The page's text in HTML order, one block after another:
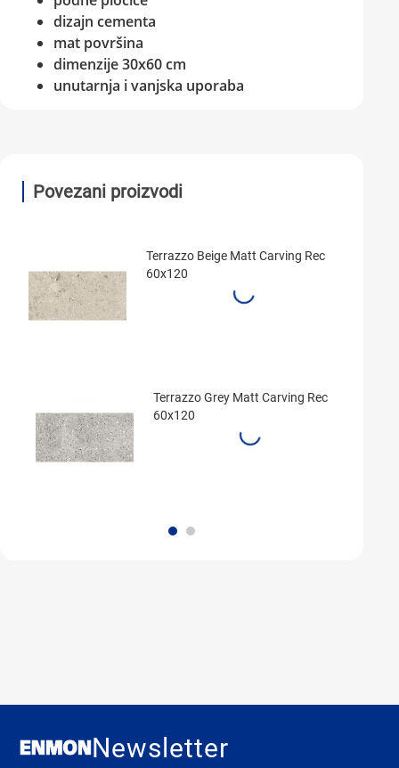
dizajn cementa
mat površina
dimenzije 30x60 cm
unutarnja i vanjska uporaba
Povezani proizvodi
Terrazzo Beige Matt Carving Rec
60x120
Terrazzo Grey Matt Carving Rec
60x120
Newsletter